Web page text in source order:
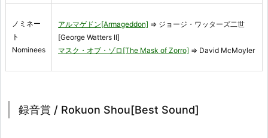
ノミネー
ト
Nominees
アルマゲドン[Armageddon] ⇒ ジョージ・ワッターズ二世
[George Watters II]
マスク・オブ・ゾロ[The Mask of Zorro] ⇒ David McMoyler
録音賞 / Rokuon Shou[Best Sound]